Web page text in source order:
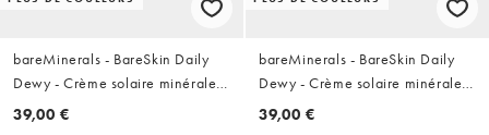
bareMinerals - BareSkin Daily
Dewy - Crème solaire minérale
SPF 30 - Voile medium profond
39,00 €
bareMinerals - BareSkin Daily
Dewy - Crème solaire minérale
SPF 30 - Voile non teinté
39,00 €